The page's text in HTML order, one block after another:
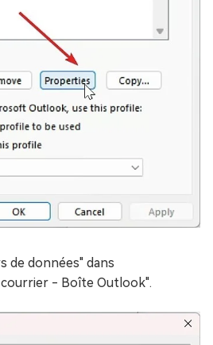
de données" dans
- Boîte Outlook".